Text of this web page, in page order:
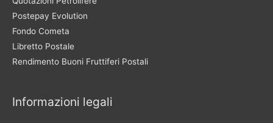
Postepay Evolution
Fondo Cometa
Libretto Postale
Rendimento Buoni Fruttiferi Postali
Informazioni legali